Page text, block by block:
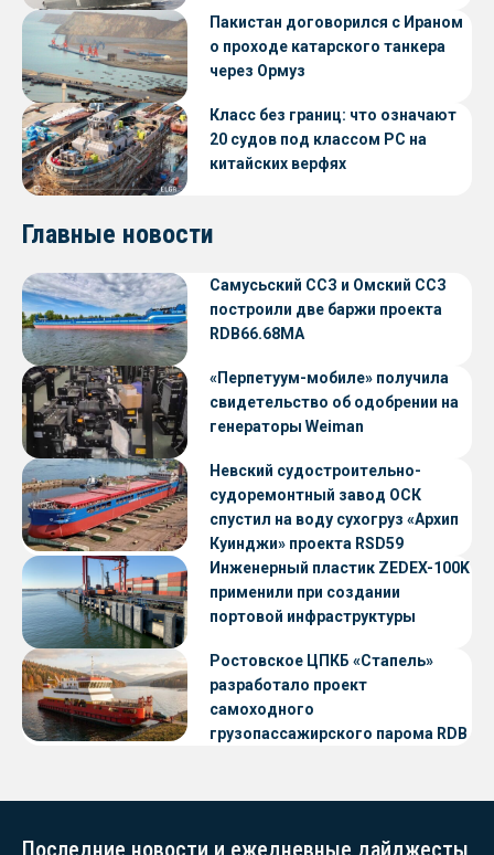
Пакистан договорился с Ираном
о проходе катарского танкера
через Ормуз
Класс без границ: что означают
20 судов под классом РС на
китайских верфях
Главные новости
Самусьский ССЗ и Омский ССЗ
построили две баржи проекта
RDB66.68МА
«Перпетуум-мобиле» получила
свидетельство об одобрении на
генераторы Weiman
Невский судостроительно-
судоремонтный завод ОСК
спустил на воду сухогруз «Архип
Куинджи» проекта RSD59
Инженерный пластик ZEDEX-100K
применили при создании
портовой инфраструктуры
Ростовское ЦПКБ «Стапель»
разработало проект
самоходного
грузопассажирского парома RDB
Последние новости и ежедневные дайджесты